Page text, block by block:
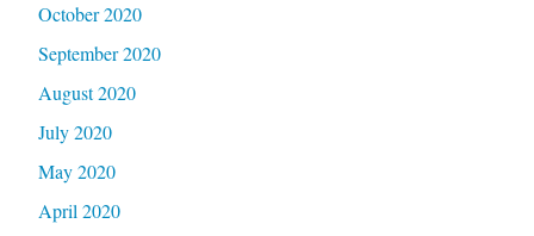
October 2020
September 2020
August 2020
July 2020
May 2020
April 2020